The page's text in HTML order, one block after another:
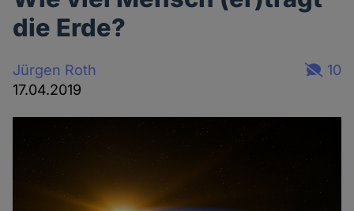
die Erde?
Jürgen Roth
17.04.2019
10